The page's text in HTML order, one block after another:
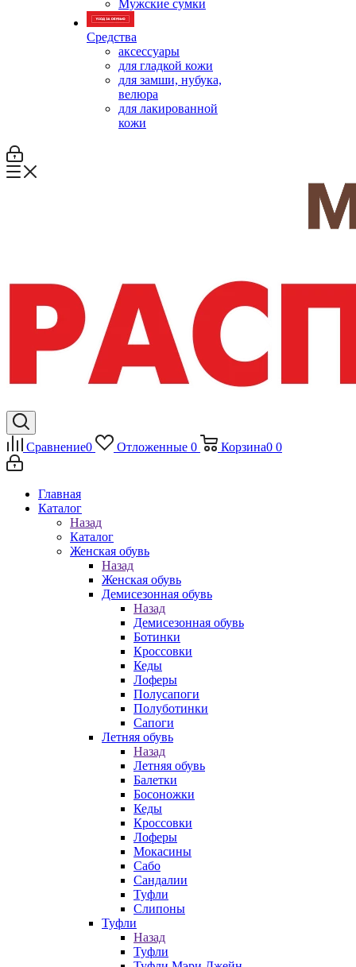
Мужские сумки
Средства
аксессуары
для гладкой кожи
для замши, нубука,
велюра
для лакированной
кожи
Сравнение0 Отложенные 0 Корзина0 0
Главная
Каталог
Назад
Каталог
Женская обувь
Назад
Женская обувь
Демисезонная обувь
Назад
Демисезонная обувь
Ботинки
Кроссовки
Кеды
Лоферы
Полусапоги
Полуботинки
Сапоги
Летняя обувь
Назад
Летняя обувь
Балетки
Босоножки
Кеды
Кроссовки
Лоферы
Мокасины
Сабо
Сандалии
Туфли
Слипоны
Туфли
Назад
Туфли